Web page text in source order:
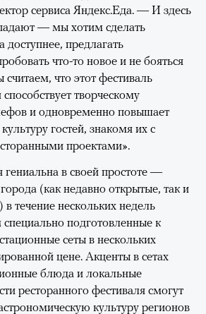
сервиса Яндекс.Еда. — И здесь
— мы хотим сделать
предлагать
что-то новое и не бояться
что этот фестиваль
творческому
и одновременно повышает
гостей, знакомя их с
проектами».
гениальна в своей простоте —
(как недавно открытые, так и
течение нескольких недель
подготовленные к
сеты в нескольких
цене. Акценты в сетах
блюда и локальные
ресторанного фестиваля смогут
культуру регионов